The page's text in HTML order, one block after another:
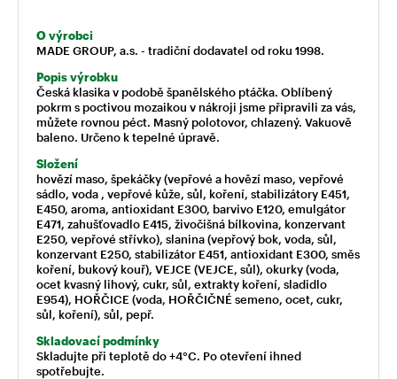
O výrobci
MADE GROUP, a.s. - tradiční dodavatel od roku 1998.
Popis výrobku
Česká klasika v podobě španělského ptáčka. Oblíbený
pokrm s poctivou mozaikou v nákroji jsme připravili za vás,
můžete rovnou péct. Masný polotovor, chlazený. Vakuově
baleno. Určeno k tepelné úpravě.
Složení
hovězí maso, špekáčky (vepřové a hovězí maso, vepřové
sádlo, voda , vepřové kůže, sůl, koření, stabilizátory E451,
E450, aroma, antioxidant E300, barvivo E120, emulgátor
E471, zahušťovadlo E415, živočišná bílkovina, konzervant
E250, vepřové střívko), slanina (vepřový bok, voda, sůl,
konzervant E250, stabilizátor E451, antioxidant E300, směs
koření, bukový kouř), VEJCE (VEJCE, sůl), okurky (voda,
ocet kvasný lihový, cukr, sůl, extrakty koření, sladidlo
E954), HOŘČICE (voda, HOŘČIČNÉ semeno, ocet, cukr,
sůl, koření), sůl, pepř.
Skladovací podmínky
Skladujte při teplotě do +4°C. Po otevření ihned
spotřebujte.